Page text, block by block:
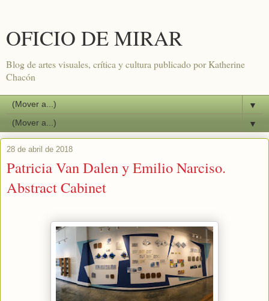
OFICIO DE MIRAR
Blog de artes visuales, crítica y cultura publicado por Katherine
Chacón
▼
▼
28 de abril de 2018
Patricia Van Dalen y Emilio Narciso.
Abstract Cabinet